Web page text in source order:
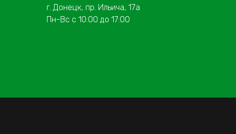
г. Донецк, пр. Ильича, 17а
Пн-Вс с 10:00 до 17:00